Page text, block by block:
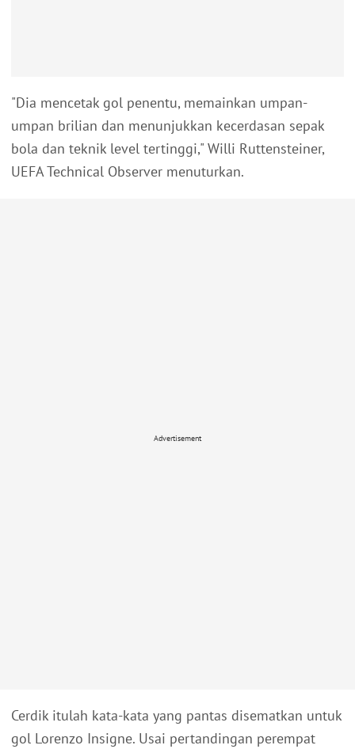
"Dia mencetak gol penentu, memainkan umpan-
umpan brilian dan menunjukkan kecerdasan sepak
bola dan teknik level tertinggi," Willi Ruttensteiner,
UEFA Technical Observer menuturkan.
Advertisement
Cerdik itulah kata-kata yang pantas disematkan untuk
gol Lorenzo Insigne. Usai pertandingan perempat